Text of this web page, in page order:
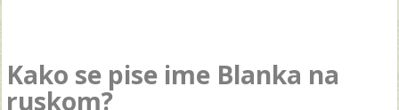
Kako se pise ime Blanka na
ruskom?